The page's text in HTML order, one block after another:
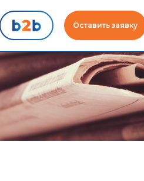
Оставить заявку